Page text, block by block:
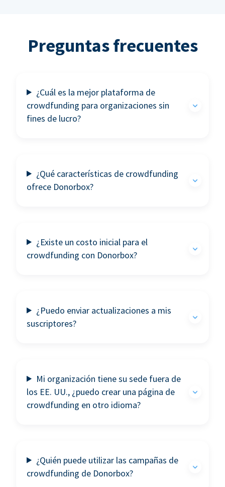
Preguntas frecuentes
¿Cuál es la mejor plataforma de
crowdfunding para organizaciones sin
fines de lucro?
¿Qué características de crowdfunding
ofrece Donorbox?
¿Existe un costo inicial para el
crowdfunding con Donorbox?
¿Puedo enviar actualizaciones a mis
suscriptores?
Mi organización tiene su sede fuera de
los EE. UU., ¿puedo crear una página de
crowdfunding en otro idioma?
¿Quién puede utilizar las campañas de
crowdfunding de Donorbox?